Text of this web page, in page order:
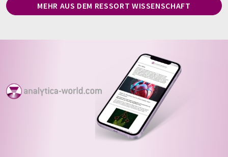
MEHR AUS DEM RESSORT WISSENSCHAFT